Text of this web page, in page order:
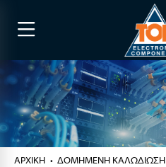
ΑΡΧΙΚΉ
ΔΟΜΗΜΕΝΗ ΚΑΛΩΔΙΩΣΗ